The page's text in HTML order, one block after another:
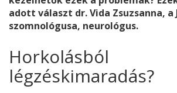
adott választ dr. Vida Zsuzsanna, a
szomnológusa, neurológus.
Horkolásból
légzéskimaradás?